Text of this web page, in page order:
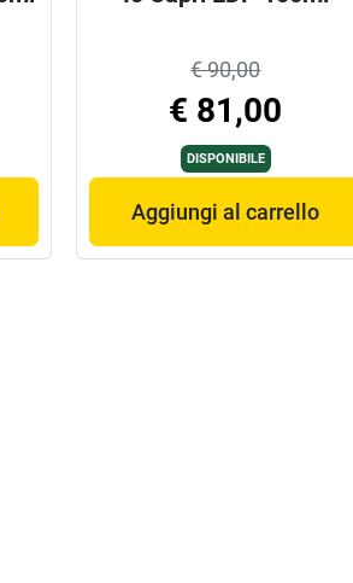
€ 90,00
€ 81,00
DISPONIBILE
Aggiungi al carrello